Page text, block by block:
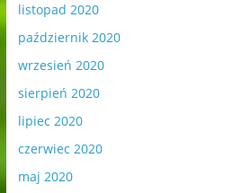
listopad 2020
październik 2020
wrzesień 2020
sierpień 2020
lipiec 2020
czerwiec 2020
maj 2020